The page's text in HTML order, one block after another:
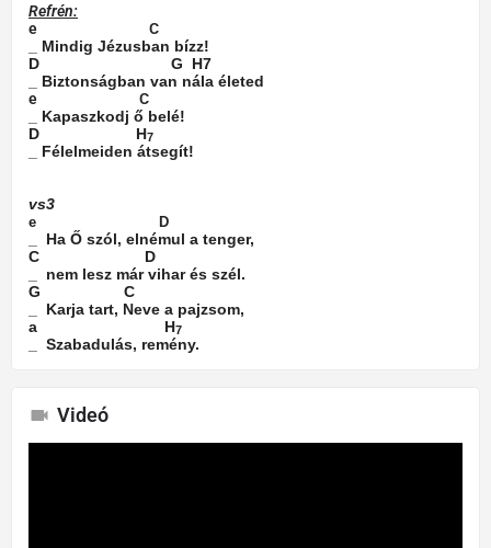
Refrén:
e
C
_ Mindig Jézusban bízz!
D
G
H7
_ Biztonságban van nála életed
e
C
_ Kapaszkodj ő belé!
D
H7
_ Félelmeiden átsegít!
vs3
e D
Ha Ő szól, elnémul a tenger,
C
D
nem lesz már vihar és szél.
G
C
Karja tart, Neve a pajzsom,
a
H7
Szabadulás, remény.
Videó